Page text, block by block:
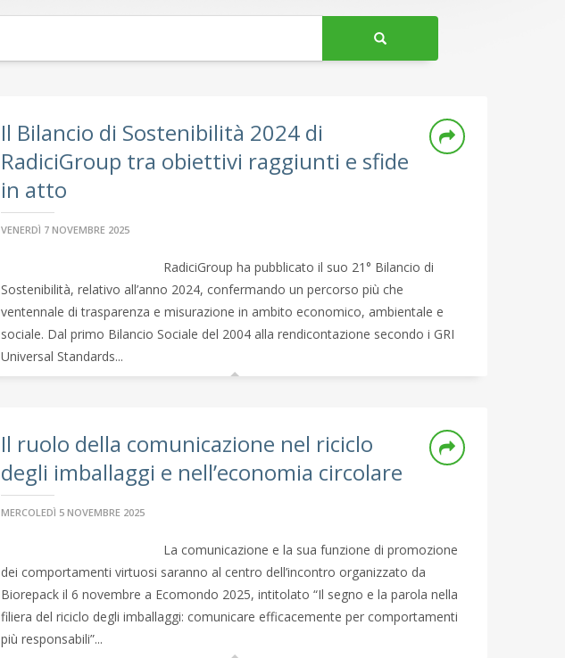
Il Bilancio di Sostenibilità 2024 di
RadiciGroup tra obiettivi raggiunti e sfide
in atto
VENERDÌ 7 NOVEMBRE 2025
RadiciGroup ha pubblicato il suo 21° Bilancio di
Sostenibilità, relativo all’anno 2024, confermando un percorso più che
ventennale di trasparenza e misurazione in ambito economico, ambientale e
sociale. Dal primo Bilancio Sociale del 2004 alla rendicontazione secondo i GRI
Universal Standards...
Il ruolo della comunicazione nel riciclo
degli imballaggi e nell’economia circolare
MERCOLEDÌ 5 NOVEMBRE 2025
La comunicazione e la sua funzione di promozione
dei comportamenti virtuosi saranno al centro dell’incontro organizzato da
Biorepack il 6 novembre a Ecomondo 2025, intitolato “Il segno e la parola nella
filiera del riciclo degli imballaggi: comunicare efficacemente per comportamenti
più responsabili”...